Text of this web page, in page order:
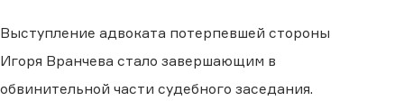
Выступление адвоката потерпевшей стороны
Игоря Вранчева стало завершающим в
обвинительной части судебного заседания.